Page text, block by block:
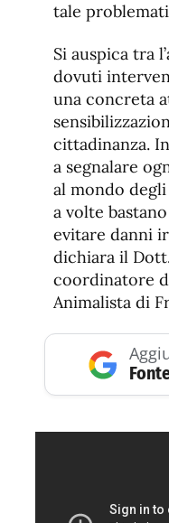
tale
Si auspica tra
dovuti
una concreta
cittadinanza.
a segnalare
al mondo
a volte
evitare danni
dichiara il
coordinatore
Animalista di